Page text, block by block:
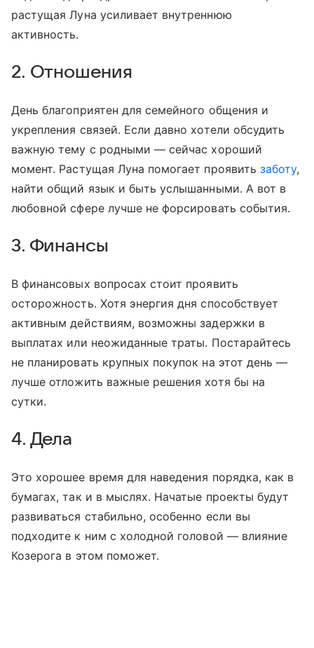
растущая Луна усиливает внутреннюю
активность.
2. Отношения
День благоприятен для семейного общения и
укрепления связей. Если давно хотели обсудить
важную тему с родными — сейчас хороший
момент. Растущая Луна помогает проявить заботу,
найти общий язык и быть услышанными. А вот в
любовной сфере лучше не форсировать события.
3. Финансы
В финансовых вопросах стоит проявить
осторожность. Хотя энергия дня способствует
активным действиям, возможны задержки в
выплатах или неожиданные траты. Постарайтесь
не планировать крупных покупок на этот день —
лучше отложить важные решения хотя бы на
сутки.
4. Дела
Это хорошее время для наведения порядка, как в
бумагах, так и в мыслях. Начатые проекты будут
развиваться стабильно, особенно если вы
подходите к ним с холодной головой — влияние
Козерога в этом поможет.